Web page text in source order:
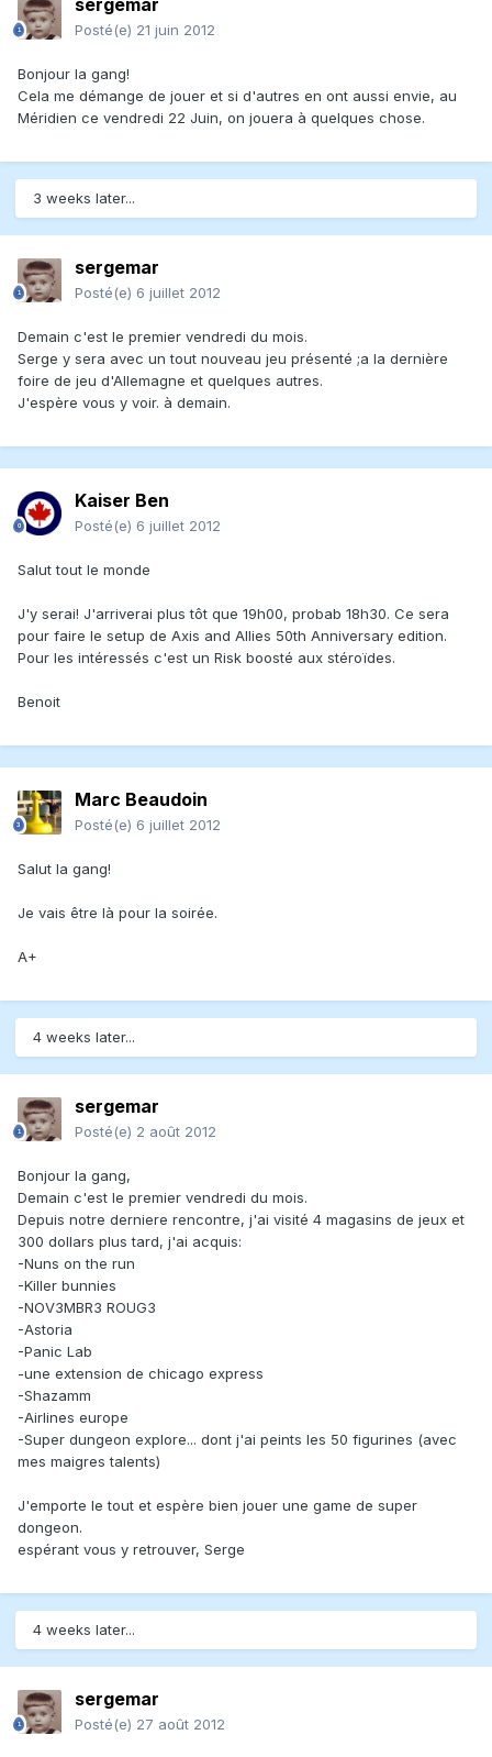
sergemar
Posté(e) 21 juin 2012
Bonjour la gang!
Cela me démange de jouer et si d'autres en ont aussi envie, au
Méridien ce vendredi 22 Juin, on jouera à quelques chose.
3 weeks later...
sergemar
Posté(e) 6 juillet 2012
Demain c'est le premier vendredi du mois.
Serge y sera avec un tout nouveau jeu présenté ;a la dernière
foire de jeu d'Allemagne et quelques autres.
J'espère vous y voir. à demain.
Kaiser Ben
Posté(e) 6 juillet 2012
Salut tout le monde
J'y serai! J'arriverai plus tôt que 19h00, probab 18h30. Ce sera
pour faire le setup de Axis and Allies 50th Anniversary edition.
Pour les intéressés c'est un Risk boosté aux stéroïdes.
Benoit
Marc Beaudoin
Posté(e) 6 juillet 2012
Salut la gang!
Je vais être là pour la soirée.
A+
4 weeks later...
sergemar
Posté(e) 2 août 2012
Bonjour la gang,
Demain c'est le premier vendredi du mois.
Depuis notre derniere rencontre, j'ai visité 4 magasins de jeux et
300 dollars plus tard, j'ai acquis:
-Nuns on the run
-Killer bunnies
-NOV3MBR3 ROUG3
-Astoria
-Panic Lab
-une extension de chicago express
-Shazamm
-Airlines europe
-Super dungeon explore... dont j'ai peints les 50 figurines (avec
mes maigres talents)
J'emporte le tout et espère bien jouer une game de super
dongeon.
espérant vous y retrouver, Serge
4 weeks later...
sergemar
Posté(e) 27 août 2012